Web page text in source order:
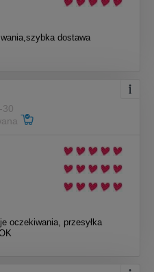
dostawa
30
oczekiwania, przesyłka